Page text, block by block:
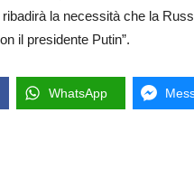
ribadirà la necessità che la
il presidente Putin”.
WhatsApp